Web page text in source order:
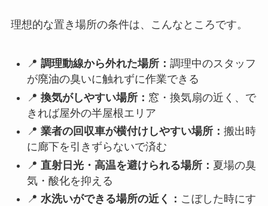
理想的な置き場所の条件は、こんなところです。
📍 調理動線から外れた場所： 調理中のスタッフ
が廃油の臭いに触れずに作業できる
📍 換気がしやすい場所： 窓・換気扇の近く、で
きれば屋外の半屋根エリア
📍 業者の回収車が横付けしやすい場所： 搬出時
に廊下を引きずらないで済む
📍 直射日光・高温を避けられる場所： 夏場の臭
気・酸化を抑える
📍 水洗いができる場所の近く： こぼした時にす